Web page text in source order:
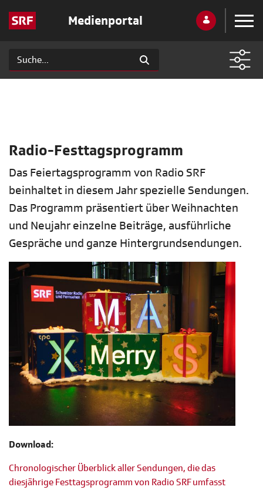
Medienportal
Radio-Festtagsprogramm
Das Feiertagsprogramm von Radio SRF
beinhaltet in diesem Jahr spezielle Sendungen.
Das Programm präsentiert über Weihnachten
und Neujahr einzelne Beiträge, ausführliche
Gespräche und ganze Hintergrundsendungen.
Download:
Chronologischer Überblick aller Sendungen, die das
diesjährige Festtagsprogramm von Radio SRF umfasst